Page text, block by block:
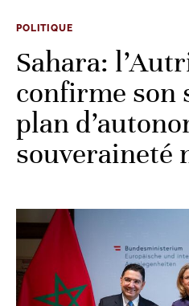
POLITIQUE
Sahara:
confirme son
plan
souveraineté